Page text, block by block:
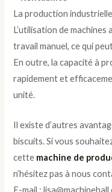
La production
L’utilisation de
travail manuel, ce qui
En outre, la capacité à
rapidement et
unité.
Il existe d’autres
biscuits. Si vous
cette machine de
n’hésitez pas à nous